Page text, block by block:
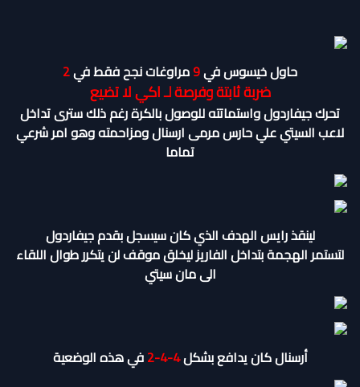
حاول خيسوس في9مراوغات نجح فقط في2
ضربة ثابتة وفرصة لـ اكي لا تضيع
تحرك جيفاردول واستماتته للوصول بالكرة رغم ذلك سترى تداخل
لاعب السيتي علي حارس مرمى ارسنال ومزاحمته وهو امر شرعي
تماما
لينقذ رايس الهدف الذي كان سيسجل بقدم جيفاردول
لتستمر الهجمة بتداخل الفاريز ليخلق موقف لن يتكرر طوال اللقاء
الى مان سيتي
أرسنال كان يدافع بشكل4-4-2 في هذه الوضعية